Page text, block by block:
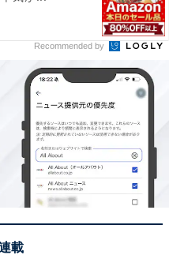
Recommended by
載